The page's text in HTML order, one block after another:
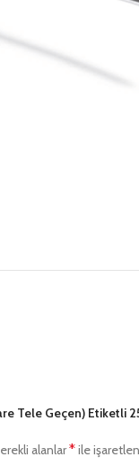
Tele Geçen) Etiketli
alanlar*ile